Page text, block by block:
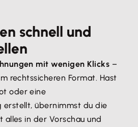
schnell und
mit wenigen Klicks –
rechtssicheren Format. Hast
oder eine
erstellt, übernimmst du die
alles in der Vorschau und